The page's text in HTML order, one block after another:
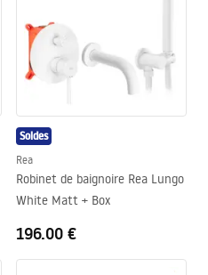
Soldes
Rea
Robinet de baignoire Rea Lungo
White Matt + Box
196.00 €